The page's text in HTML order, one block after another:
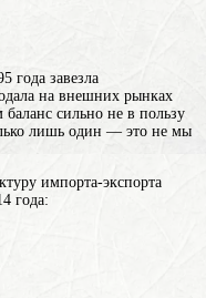
года завезла
на внешних рынках
сильно не в пользу
лишь один — это не мы
импорта-экспорта
года: